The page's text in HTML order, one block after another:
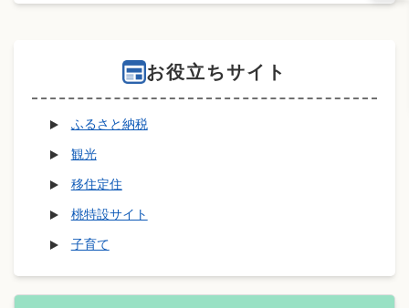
お役立ちサイト
ふるさと納税
観光
移住定住
桃特設サイト
子育て